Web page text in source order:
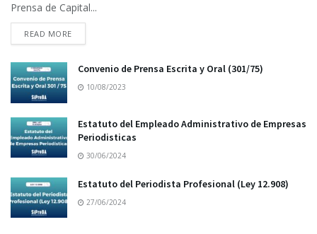
Prensa de Capital...
READ MORE
Convenio de Prensa Escrita y Oral (301/75)
10/08/2023
Estatuto del Empleado Administrativo de Empresas
Periodisticas
30/06/2024
Estatuto del Periodista Profesional (Ley 12.908)
27/06/2024